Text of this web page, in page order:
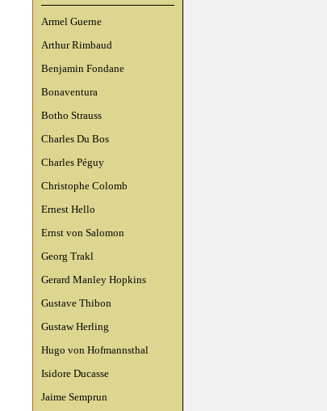
Armel Guerne
Arthur Rimbaud
Benjamin Fondane
Bonaventura
Botho Strauss
Charles Du Bos
Charles Péguy
Christophe Colomb
Ernest Hello
Ernst von Salomon
Georg Trakl
Gerard Manley Hopkins
Gustave Thibon
Gustaw Herling
Hugo von Hofmannsthal
Isidore Ducasse
Jaime Semprun